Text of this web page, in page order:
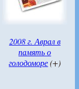
2008 г. Аврал в
память о
голодоморе(+)